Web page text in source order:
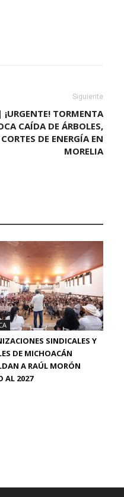
Siguiente
TORMENTA
CAÍDA DE ÁRBOLES,
DE ENERGÍA EN
MORELIA
SINDICALES Y
DE MICHOACÁN
A RAÚL MORÓN
AL 2027